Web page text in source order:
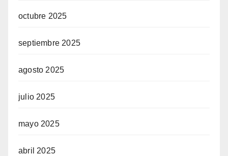
octubre 2025
septiembre 2025
agosto 2025
julio 2025
mayo 2025
abril 2025